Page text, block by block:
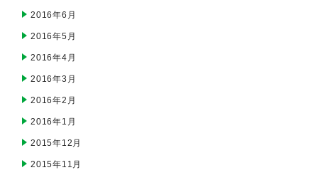
2016年6月
2016年5月
2016年4月
2016年3月
2016年2月
2016年1月
2015年12月
2015年11月